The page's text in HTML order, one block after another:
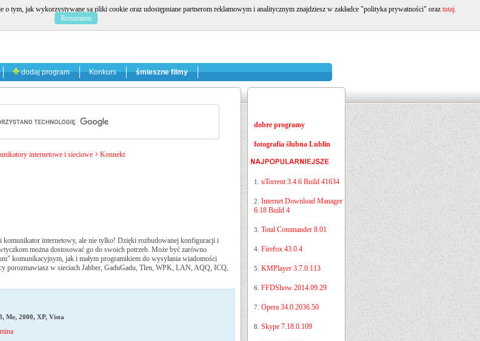
dodaj program Konkurs śmieszne filmy
internetowe i sieciowe Konnekt
komunikator internetowy, ale nie tylko! Dzięki rozbudowanej konfiguracji i
można dostosować go do swoich potrzeb. Może być zarówno
komunikacyjnym, jak i małym programikiem do wysyłania wiadomości
porozmawiasz w sieciach Jabber, GaduGadu, Tlen, WPK, LAN, AQQ, ICQ,
Me, 2000, XP, Vista
dobre programy
fotografia ślubna Lublin
1. uTorrent 3.4.6 Build 41634
2. Internet Download Manager
6.18 Build 4
3. Total Commander 8.01
4. Firefox 43.0.4
5. KMPlayer 3.7.0.113
6. FFDShow 2014.09.29
7. Opera 34.0.2036.50
8. Skype 7.18.0.109
tym, jak wykorzystywane są pliki cookie oraz udostępniane partnerom reklamowym i analitycznym znajdziesz w zakładce "polityka prywatności" oraz tutaj.
Rozumiem